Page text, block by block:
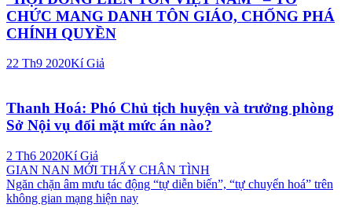
CHỨC MANG DANH TÔN GIÁO, CHỐNG PHÁ
CHÍNH QUYỀN
22 Th9 2020Kí Giả
Thanh Hoá: Phó Chủ tịch huyện và trưởng phòng
Sở Nội vụ đối mặt mức án nào?
2 Th6 2020Kí Giả
Điều
hướng
GIAN NAN MỚI THẤY CHÂN TÌNH
Ngăn chặn âm mưu tác động “tự diễn biến”, “tự chuyển hoá” trên
không gian mạng hiện nay